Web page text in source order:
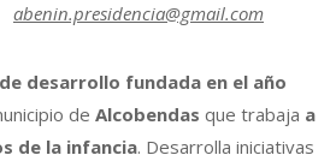
abenin.presidencia@gmail.com
desarrollo fundada en el año
de Alcobendas que trabaja a
de la infancia. Desarrolla iniciativas